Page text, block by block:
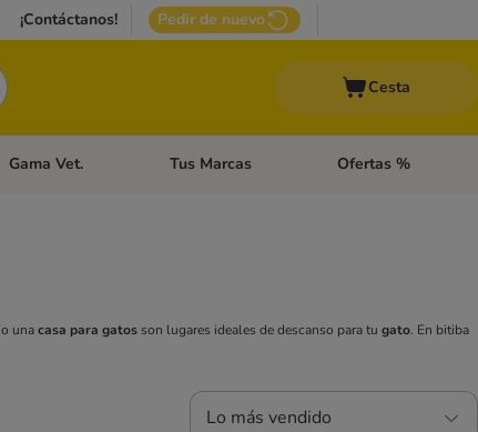
¡Contáctanos! Pedir de nuevo
Cesta
Gatos
Menú de categoria abierto: Otros Animales
Gama Vet. Menú de categoria abierto: Gama Vet.
Tus Marcas Menú de categoria
Ofertas %
o unacasa para gatos son lugares ideales de descanso para tu gato. En bitiba
Lo más vendido